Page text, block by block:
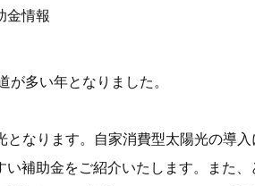
金情報
多い年となりました。
なります。自家消費型太陽光の導入
補助金をご紹介いたします。また、